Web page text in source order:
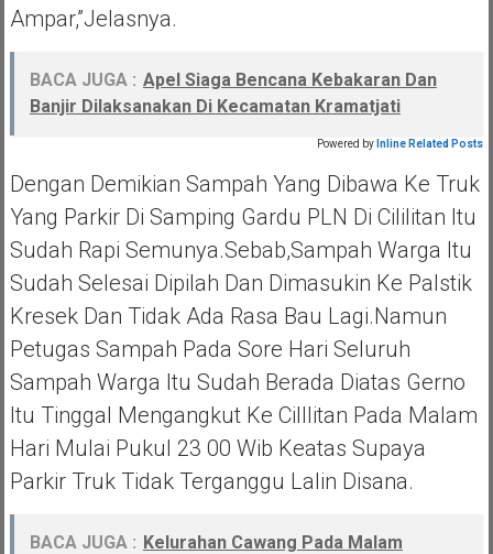
Ampar,”jelasnya.
BACA JUGA : Apel Siaga Bencana Kebakaran Dan
Banjir Dilaksanakan Di Kecamatan Kramatjati
Powered by Inline Related Posts
Dengan Demikian Sampah Yang Dibawa Ke Truk
Yang Parkir Di Samping Gardu PLN Di Cililitan Itu
Sudah Rapi Semunya.Sebab,sampah Warga Itu
Sudah Selesai Dipilah Dan Dimasukin Ke Palstik
Kresek Dan Tidak Ada Rasa Bau Lagi.Namun
Petugas Sampah Pada Sore Hari Seluruh
Sampah Warga Itu Sudah Berada Diatas Gerno
Itu Tinggal Mengangkut Ke Cilllitan Pada Malam
Hari Mulai Pukul 23 00 Wib Keatas Supaya
Parkir Truk Tidak Terganggu Lalin Disana.
BACA JUGA : Kelurahan Cawang Pada Malam